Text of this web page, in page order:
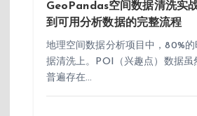
GeoPandas空间数据清洗实
到可用分析数据的完整流程
地理空间数据分析项目中，80%
据清洗上。POI（兴趣点）数据虽
普遍存在…